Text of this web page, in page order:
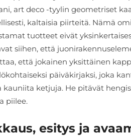
art deco -tyylin geometriset
kaltaisia piirteitä. Nämä
tuotteet eivät
siihen, että
että jokainen yksittäinen
päiväkirjaksi, joka
kauniita ketjuja. He pitävät
piilee.
esitys ja